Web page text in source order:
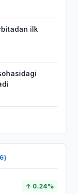
ilk
↑ 0.24%